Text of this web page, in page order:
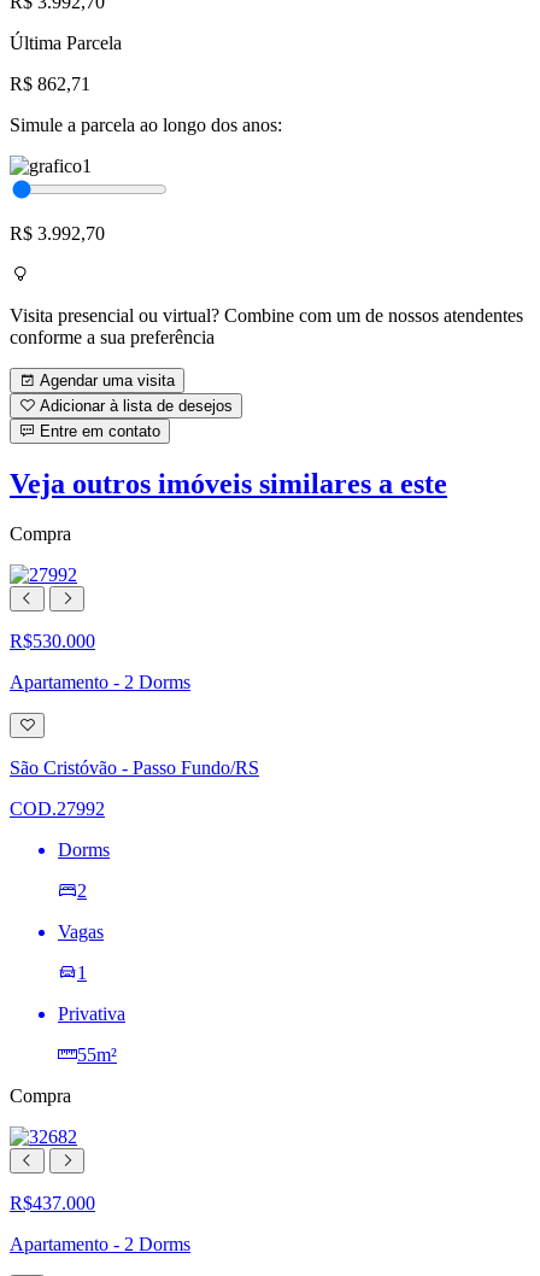
Última Parcela
R$ 862,71
Simule a parcela ao longo dos anos:
R$ 3.992,70
Visita presencial ou virtual? Combine com um de nossos atendentes
conforme a sua preferência
Agendar uma visita
Adicionar à lista de desejos
Entre em contato
Veja outros imóveis similares a este
Compra
R$530.000
Apartamento - 2 Dorms
Adicionar
à
lista
de
São Cristóvão - Passo Fundo/RS
COD.27992
Dorms
2
Vagas
1
Privativa
55m²
Compra
R$437.000
Apartamento - 2 Dorms